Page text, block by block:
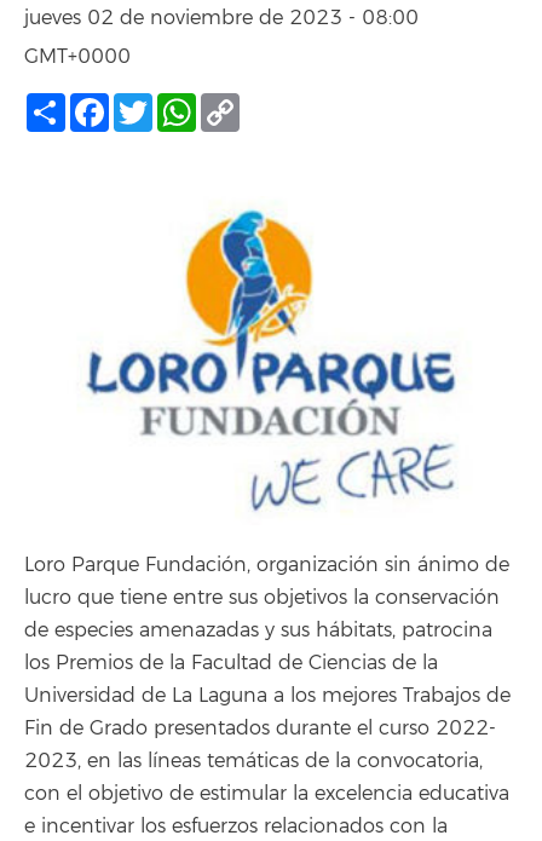
jueves 02 de noviembre de 2023 - 08:00
GMT+0000
Compartir
Facebook
TwitterWhatsApp
Loro Parque Fundación, organización sin ánimo de
lucro que tiene entre sus objetivos la conservación
de especies amenazadas y sus hábitats, patrocina
los Premios de la Facultad de Ciencias de la
Universidad de La Laguna a los mejores Trabajos de
Fin de Grado presentados durante el curso 2022-
2023, en las líneas temáticas de la convocatoria,
con el objetivo de estimular la excelencia educativa
e incentivar los esfuerzos relacionados con la